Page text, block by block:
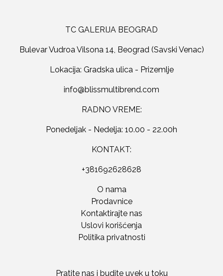
TC GALERIJA BEOGRAD
Bulevar Vudroa Vilsona 14, Beograd (Savski Venac)
Lokacija: Gradska ulica - Prizemlje
RADNO VREME:
Ponedeljak - Nedelja: 10.00 - 22.00h
KONTAKT:
+381692628628
O nama
Prodavnice
Kontaktirajte nas
Uslovi korišćenja
Politika privatnosti
Pratite nas i budite uvek u toku